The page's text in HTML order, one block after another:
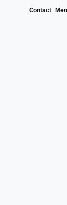
Contact